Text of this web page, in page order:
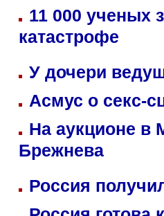
11 000 ученых
катастрофе
У дочери
Асмус о секс-
На аукционе в
Брежнева
Россия